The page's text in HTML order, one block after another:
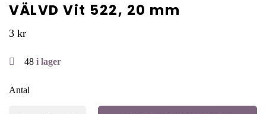
VÄLVD Vit 522, 20 mm
3 kr
48 i lager
Antal